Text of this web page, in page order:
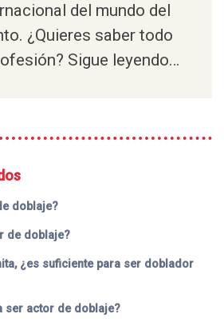
del mundo del
¿Quieres saber todo
Sigue leyendo…
doblaje?
de doblaje?
¿es suficiente para ser doblador
ser actor de doblaje?